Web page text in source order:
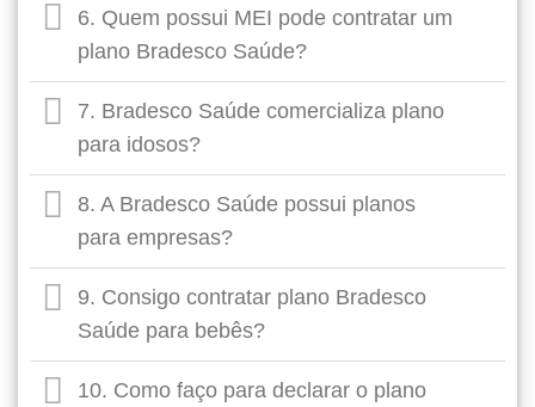
6. Quem possui MEI pode contratar um
plano Bradesco Saúde?
7. Bradesco Saúde comercializa plano
para idosos?
8. A Bradesco Saúde possui planos
para empresas?
9. Consigo contratar plano Bradesco
Saúde para bebês?
10. Como faço para declarar o plano